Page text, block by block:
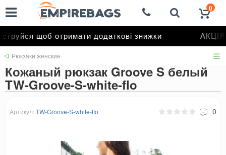
щоб отримати додаткові знижки АКЦІЯ
0
Рюкзаки женские
Кожаный рюкзак Groove S белый
TW-Groove-S-white-flo
Артикул: TW-Groove-S-white-flo 0